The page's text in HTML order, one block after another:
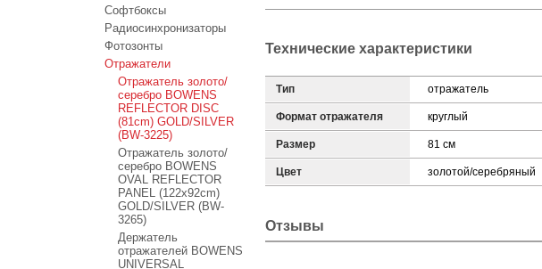
Технические характеристики
Тип отражатель
Формат отражателя круглый
Размер 81 см
Цвет зoлoтoй/серебряный
Отзывы
Софтбоксы
Радиосинхронизаторы
Фотозонты
Отражатели
Отражатель золото/
серебро BOWENS
REFLECTOR DISC
(81cm) GOLD/SILVER
(BW-3225)
Отражатель золото/
серебро BOWENS
OVAL REFLECTOR
PANEL (122x92cm)
GOLD/SILVER (BW-
3265)
Держатель
отражателей BOWENS
UNIVERSAL